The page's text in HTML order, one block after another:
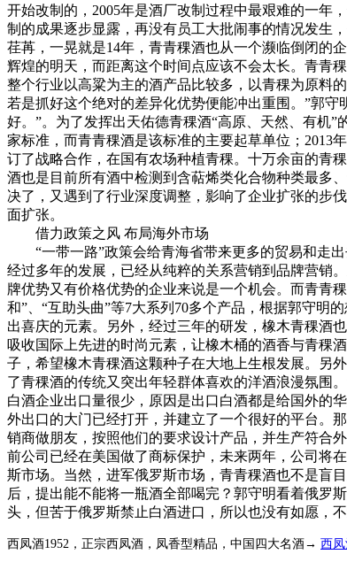
开始改制的，2005年是酒厂改制过程中最艰难的一年
制的成果逐步显露，再没有员工大批闹事的情况发生
荏苒，一晃就是14年，青青稞酒也从一个濒临倒闭的
辉煌的明天，而距离这个时间点应该不会太长。青青
整个行业以高粱为主的酒产品比较多，以青稞为原料
若是抓好这个绝对的差异化优势便能冲出重围。”郭
好。”。为了发挥出天佑德青稞酒“高原、天然、有机
家标准，而青青稞酒是该标准的主要起草单位；
订了战略合作，在国有农场种植青稞。十万余亩的青
酒也是目前所有酒中检测到含萜烯类化合物种类最多
决了，又遇到了行业深度调整，影响了企业扩张的步
面扩张。
借力政策之风 布局海外市场
“一带一路”政策会给青海省带来更多的贸易和走出
经过多年的发展，已经从纯粹的关系营销到品牌营销
牌优势又有价格优势的企业来说是一个机会。而青青
和”、“互助头曲”等7大系列70多个产品，根据郭守明
出喜庆的元素。另外，经过三年的研发，橡木青稞酒
吸收国际上先进的时尚元素，让橡木桶的酒香与青稞
子，希望橡木青稞酒这颗种子在大地上生根发展。另
了青稞酒的传统又突出年轻群体喜欢的洋酒浪漫氛围
白酒企业出口量很少，原因是出口白酒都是给国外的
外出口的大门已经打开，并建立了一个很好的平台。
销商做朋友，按照他们的要求设计产品，并生产符合
前公司已经在美国做了商标保护，未来两年，公司将
斯市场。当然，进军俄罗斯市场，青青稞酒也不是盲
后，提出能不能将一瓶酒全部喝完？郭守明看着俄罗
头，但苦于俄罗斯禁止白酒进口，所以也没有如愿，
西凤酒1952，正宗西凤酒，凤香型精品，中国四大名酒→ 西凤